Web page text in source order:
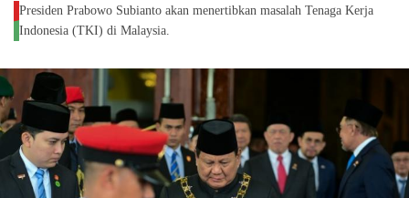
Presiden Prabowo Subianto akan menertibkan masalah Tenaga Kerja
Indonesia (TKI) di Malaysia.